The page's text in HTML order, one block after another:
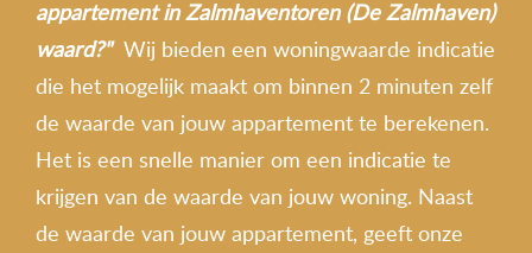
appartement in Zalmhaventoren (De Zalmhaven)
waard?"Wij bieden een woningwaarde indicatie
die het mogelijk maakt om binnen 2 minuten zelf
de waarde van jouw appartement te berekenen.
Het is een snelle manier om een indicatie te
krijgen van de waarde van jouw woning. Naast
de waarde van jouw appartement, geeft onze